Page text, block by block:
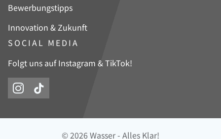
Bewerbungstipps
Innovation & Zukunft
SOCIAL MEDIA
Folgt uns auf Instagram & TikTok!
© 2026 Wasser - Alles Klar!